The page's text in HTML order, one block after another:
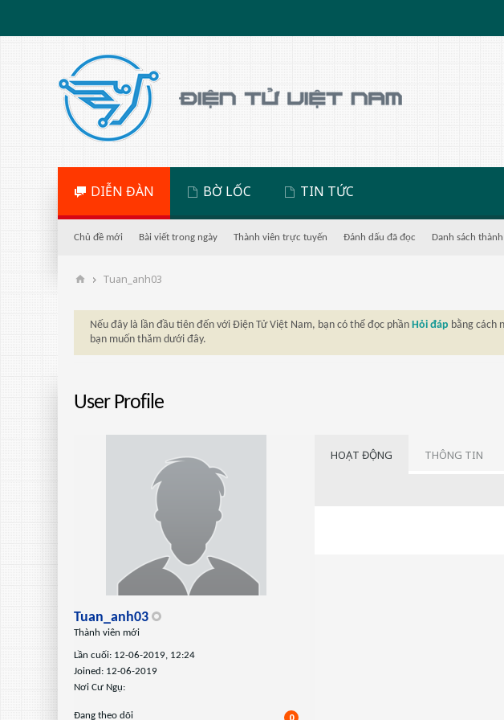
DIỄN ĐÀN BỜ LỐC TIN TỨC
Chủ đề mới Bài viết trong ngày Thành viên trực tuyến Đánh dấu đã đọc Danh sách
Tuan_anh03
Nếu đây là lần đầu tiên đến với Điện Tử Việt Nam, bạn có thể đọc phần Hỏi đáp bằng cách
bạn muốn thăm dưới đây.
User Profile
Tuan_anh03
Thành viên mới
Lần cuối: 12-06-2019, 12:24
Joined: 12-06-2019
Nơi Cư Ngụ:
Ðang theo dõi 0
HOẠT ĐỘNG THÔNG TIN